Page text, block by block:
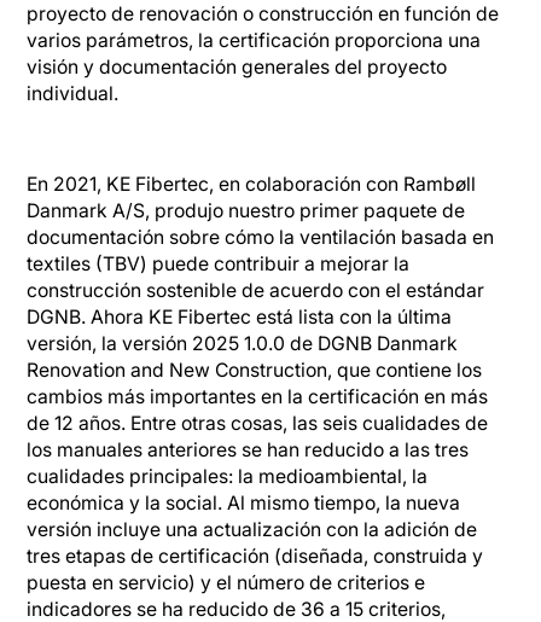
proyecto de renovación o construcción en función de
varios parámetros, la certificación proporciona una
visión y documentación generales del proyecto
individual.
En 2021, KE Fibertec, en colaboración con Rambøll
Danmark A/S, produjo nuestro primer paquete de
documentación sobre cómo la ventilación basada en
textiles (TBV) puede contribuir a mejorar la
construcción sostenible de acuerdo con el estándar
DGNB. Ahora KE Fibertec está lista con la última
versión, la versión 2025 1.0.0 de DGNB Danmark
Renovation and New Construction, que contiene los
cambios más importantes en la certificación en más
de 12 años. Entre otras cosas, las seis cualidades de
los manuales anteriores se han reducido a las tres
cualidades principales: la medioambiental, la
económica y la social. Al mismo tiempo, la nueva
versión incluye una actualización con la adición de
tres etapas de certificación (diseñada, construida y
puesta en servicio) y el número de criterios e
indicadores se ha reducido de 36 a 15 criterios,